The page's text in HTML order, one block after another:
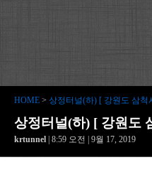
HOME > 상정터널(하) [ 강원도 삼척
상정터널(하) [ 강원도
krtunnel | 8:59 오전 | 9월 17, 2019